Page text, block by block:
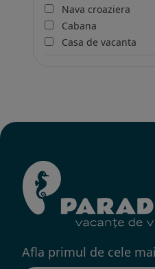
Nava croaziera
Cabana
Casa de vacanta
Afla primul de cele